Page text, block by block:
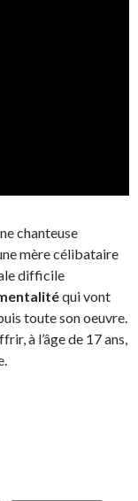
chanteuse
mère célibataire
difficile
qui vont
toute son oeuvre.
à l’âge de 17 ans,